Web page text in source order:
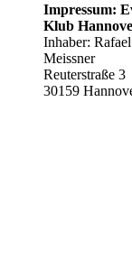
Impressum:
Klub
Inhaber: Rafael
Meissner
Reuterstraße 3
30159